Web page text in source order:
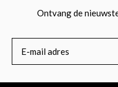
Ontvang de